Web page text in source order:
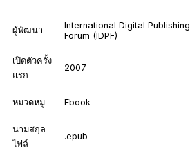
ผู้พัฒนา
International Digital Publishing
Forum (IDPF)
เปิดตัวครั้ง
แรก
2007
หมวดหมู่ Ebook
นามสกุล
ไฟล์
.epub